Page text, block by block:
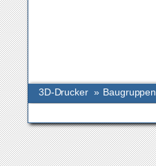
3D-Drucker » Baugruppen